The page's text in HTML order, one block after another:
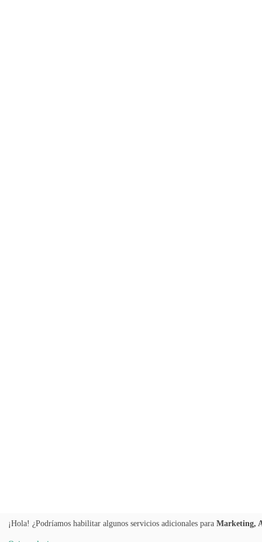
¡Hola! ¿Podríamos habilitar algunos servicios adicionales para Marketing,